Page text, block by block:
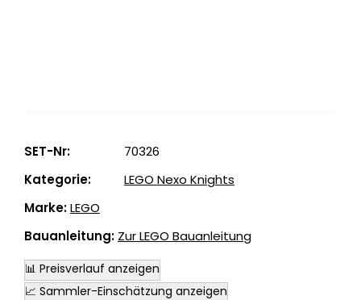
SET-Nr:
70326
Kategorie:
LEGO Nexo Knights
Marke:LEGO
Bauanleitung: Zur LEGO Bauanleitung
📊 Preisverlauf anzeigen
📈 Sammler-Einschätzung anzeigen